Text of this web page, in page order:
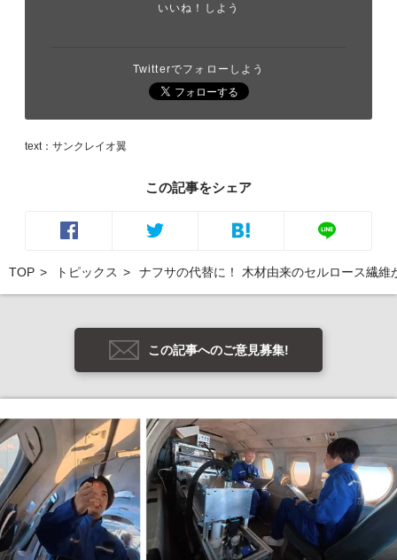
いいね！しよう
Twitterでフォローしよう
text：サンクレイオ翼
この記事をシェア
TOP トピックス ナフサの代替に！ 木材由来のセルロース繊
この記事へのご意見募集!